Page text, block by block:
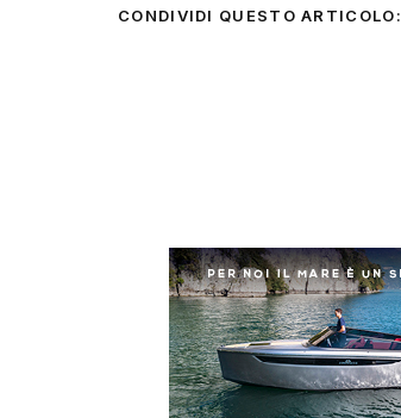
CONDIVIDI QUESTO ARTICOLO: